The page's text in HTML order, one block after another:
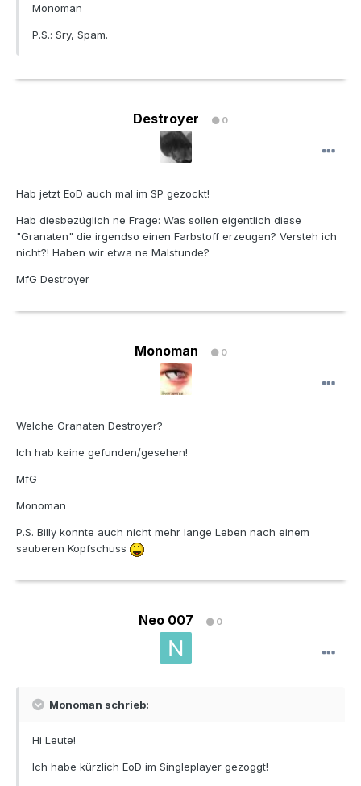
Monoman
P.S.: Sry, Spam.
Destroyer 0
Hab jetzt EoD auch mal im SP gezockt!
Hab diesbezüglich ne Frage: Was sollen eigentlich diese
"Granaten" die irgendso einen Farbstoff erzeugen? Versteh ich
nicht?! Haben wir etwa ne Malstunde?
MfG Destroyer
Monoman 0
Welche Granaten Destroyer?
Ich hab keine gefunden/gesehen!
MfG
Monoman
P.S. Billy konnte auch nicht mehr lange Leben nach einem
sauberen Kopfschuss
Neo 007 0
Monoman schrieb:
Hi Leute!
Ich habe kürzlich EoD im Singleplayer gezoggt!